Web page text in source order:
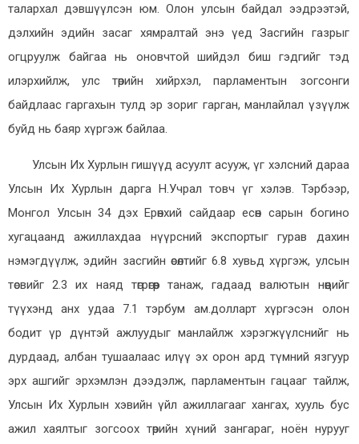
талархал дэвшүүлсэн юм. Олон улсын байдал ээдрээтэй,
дэлхийн эдийн засаг хямралтай энэ үед Засгийн газрыг
огцруулж байгаа нь оновчтой шийдэл биш гэдгийг тэд
илэрхийлж, улс төрийн хийрхэл, парламентын зогсонги
байдлаас гаргахын тулд эр зориг гарган, манлайлал үзүүлж
буйд нь баяр хүргэж байлаа.
Улсын Их Хурлын гишүүд асуулт асууж, үг хэлсний дараа
Улсын Их Хурлын дарга Н.Учрал товч үг хэлэв. Тэрбээр,
Монгол Улсын 34 дэх Ерөнхий сайдаар есөн сарын богино
хугацаанд ажиллахдаа нүүрсний экспортыг гурав дахин
нэмэгдүүлж, эдийн засгийн өсөлтийг 6.8 хувьд хүргэж, улсын
төсвийг 2.3 их наяд төгрөгөөр танаж, гадаад валютын нөөцийг
түүхэнд анх удаа 7.1 тэрбум ам.долларт хүргэсэн олон
бодит үр дүнтэй ажлуудыг манлайлж хэрэгжүүлснийг нь
дурдаад, албан тушаалаас илүү эх орон ард түмний язгуур
эрх ашгийг эрхэмлэн дээдэлж, парламентын гацааг тайлж,
Улсын Их Хурлын хэвийн үйл ажиллагааг хангах, хууль бус
ажил хаялтыг зогсоох төрийн хүний зангараг, ноён нурууг